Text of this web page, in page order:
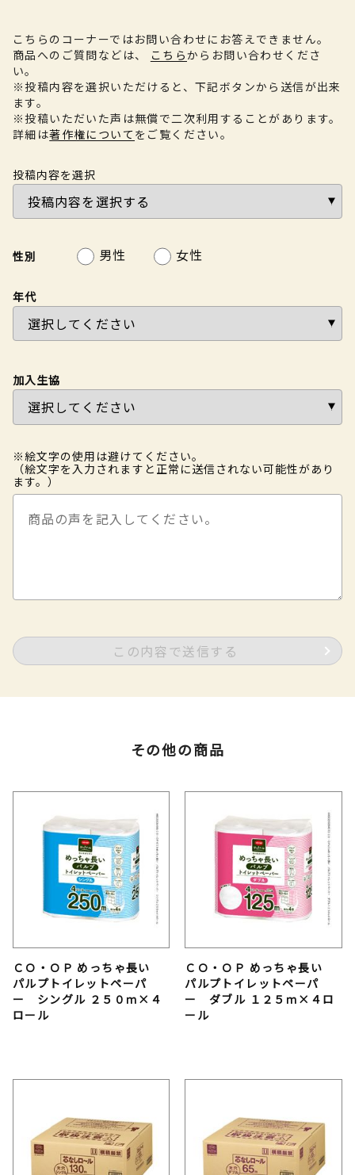
こちらのコーナーではお問い合わせにお答えできません。
商品へのご質問などは、
こちらからお問い合わせくださ
い。
※投稿内容を選択いただけると、下記ボタンから送信が出来
ます。
※投稿いただいた声は無償で二次利用することがあります。
詳細は著作権について をご覧ください。
投稿内容を選択
性別 男性 女性
年代
加入生協
※絵文字の使用は避けてください。
（絵文字を入力されますと正常に送信されない可能性があり
ます。）
この内容で送信する
その他の商品
ＣＯ・ＯＰ めっちゃ長い
パルプトイレットペーパ
ー シングル ２５０ｍ×４
ロール
ＣＯ・ＯＰ めっちゃ長い
パルプトイレットペーパ
ー ダブル １２５ｍ×４ロ
ール